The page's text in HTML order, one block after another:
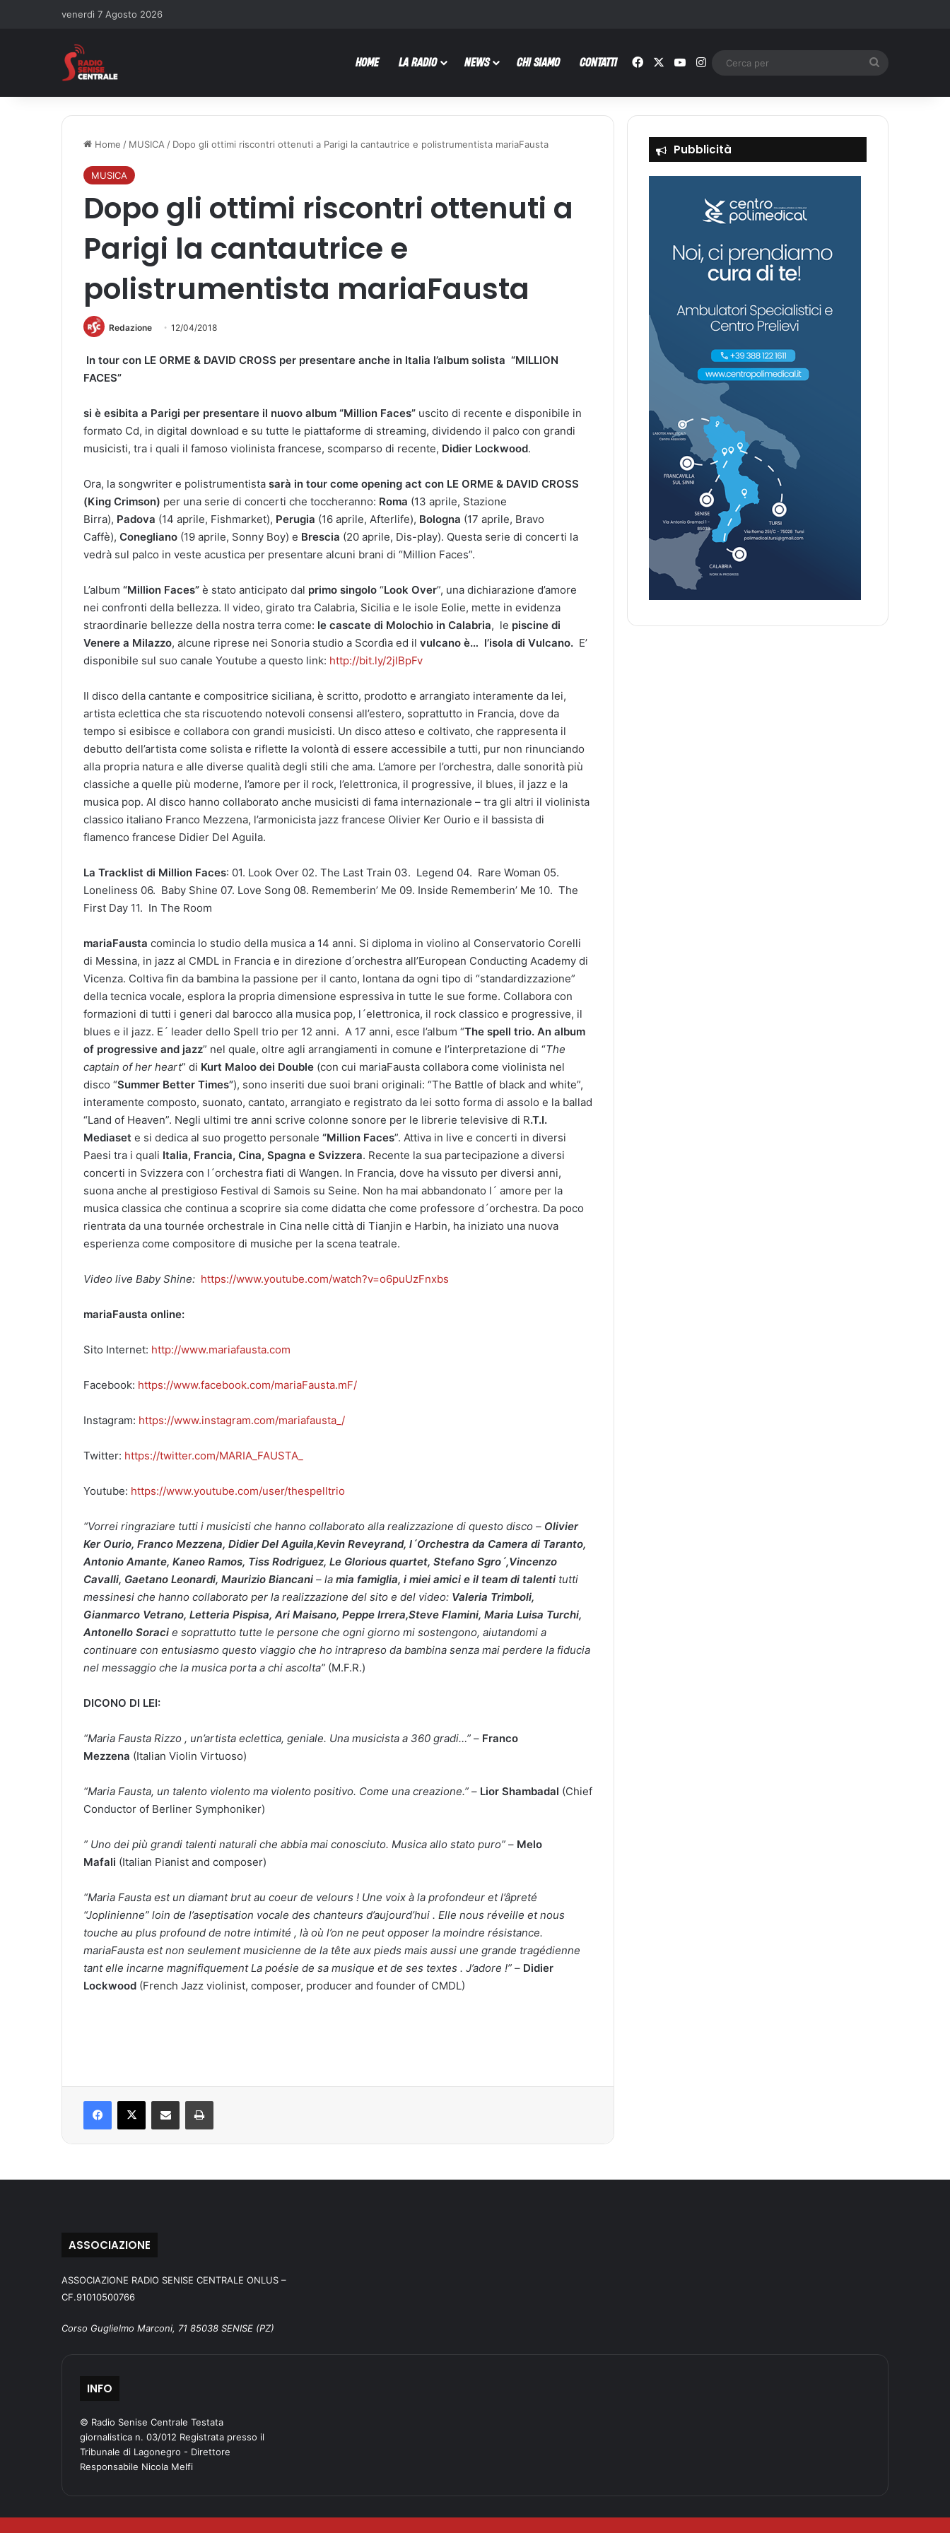
venerdì 7 Agosto 2026
HOME LA RADIO NEWS CHI SIAMO CONTATTI Facebook You TubeInstagram
Home / MUSICA / Dopo gli ottimi riscontri ottenuti a Parigi la cantautrice e polistrumentista mariaFausta
MUSICA
Dopo gli ottimi riscontri ottenuti a
Parigi la cantautrice e
polistrumentista mariaFausta
Redazione 12/04/2018
In tour con LE ORME & DAVID CROSS per presentare anche in Italia l’album solista “MILLION
FACES”
si è esibita a Parigi per presentare il nuovo album “Million Faces” uscito di recente e disponibile in
formato Cd, in digital download e su tutte le piattaforme di streaming, dividendo il palco con grandi
musicisti, tra i quali il famoso violinista francese, scomparso di recente, Didier Lockwood.
Ora, la songwriter e polistrumentista sarà in tour come opening act con LE ORME & DAVID CROSS
(King Crimson) per una serie di concerti che toccheranno: Roma (13 aprile, Stazione
Birra), Padova (14 aprile, Fishmarket), Perugia (16 aprile, Afterlife), Bologna (17 aprile, Bravo
Caffè), Conegliano (19 aprile, Sonny Boy) e Brescia (20 aprile, Dis-play). Questa serie di concerti la
vedrà sul palco in veste acustica per presentare alcuni brani di “Million Faces”.
L’album “Million Faces” è stato anticipato dal primo singolo “Look Over”, una dichiarazione d’amore
nei confronti della bellezza. Il video, girato tra Calabria, Sicilia e le isole Eolie, mette in evidenza
straordinarie bellezze della nostra terra come: le cascate di Molochio in Calabria, le piscine di
Venere a Milazzo, alcune riprese nei Sonoria studio a Scordìa ed il vulcano è… l’isola di Vulcano. E’
disponibile sul suo canale Youtube a questo link: http://bit.ly/2jlBpFv
Il disco della cantante e compositrice siciliana, è scritto, prodotto e arrangiato interamente da lei,
artista eclettica che sta riscuotendo notevoli consensi all’estero, soprattutto in Francia, dove da
tempo si esibisce e collabora con grandi musicisti. Un disco atteso e coltivato, che rappresenta il
debutto dell’artista come solista e riflette la volontà di essere accessibile a tutti, pur non rinunciando
alla propria natura e alle diverse qualità degli stili che ama. L’amore per l’orchestra, dalle sonorità più
classiche a quelle più moderne, l’amore per il rock, l’elettronica, il progressive, il blues, il jazz e la
musica pop. Al disco hanno collaborato anche musicisti di fama internazionale – tra gli altri il violinista
classico italiano Franco Mezzena, l’armonicista jazz francese Olivier Ker Ourio e il bassista di
flamenco francese Didier Del Aguila.
La Tracklist di Million Faces: 01. Look Over 02. The Last Train 03. Legend 04. Rare Woman 05.
Loneliness 06. Baby Shine 07. Love Song 08. Rememberin’ Me 09. Inside Rememberin’ Me 10. The
First Day 11. In The Room
mariaFausta comincia lo studio della musica a 14 anni. Si diploma in violino al Conservatorio Corelli
di Messina, in jazz al CMDL in Francia e in direzione d ́orchestra all’European Conducting Academy di
Vicenza. Coltiva fin da bambina la passione per il canto, lontana da ogni tipo di “standardizzazione”
della tecnica vocale, esplora la propria dimensione espressiva in tutte le sue forme. Collabora con
formazioni di tutti i generi dal barocco alla musica pop, l´elettronica, il rock classico e progressive, il
blues e il jazz. E´ leader dello Spell trio per 12 anni. A 17 anni, esce l’album “The spell trio. An album
of progressive and jazz” nel quale, oltre agli arrangiamenti in comune e l’interpretazione di “The
captain of her heart” di Kurt Maloo dei Double (con cui mariaFausta collabora come violinista nel
disco “Summer Better Times”), sono inseriti due suoi brani originali: “The Battle of black and white”,
interamente composto, suonato, cantato, arrangiato e registrato da lei sotto forma di assolo e la ballad
“Land of Heaven”. Negli ultimi tre anni scrive colonne sonore per le librerie televisive di R.T.I.
Mediaset e si dedica al suo progetto personale “Million Faces”. Attiva in live e concerti in diversi
Paesi tra i quali Italia, Francia, Cina, Spagna e Svizzera. Recente la sua partecipazione a diversi
concerti in Svizzera con l´orchestra fiati di Wangen. In Francia, dove ha vissuto per diversi anni,
suona anche al prestigioso Festival di Samois su Seine. Non ha mai abbandonato l´ amore per la
musica classica che continua a scoprire sia come didatta che come professore d´orchestra. Da poco
rientrata da una tournée orchestrale in Cina nelle città di Tianjin e Harbin, ha iniziato una nuova
esperienza come compositore di musiche per la scena teatrale.
Video live Baby Shine: https://www.youtube.com/watch?v=o6puUzFnxbs
mariaFausta online:
Sito Internet: http://www.mariafausta.com
Facebook: https://www.facebook.com/mariaFausta.mF/
Instagram: https://www.instagram.com/mariafausta_/
Twitter: https://twitter.com/MARIA_FAUSTA_
Youtube: https://www.youtube.com/user/thespelltrio
“Vorrei ringraziare tutti i musicisti che hanno collaborato alla realizzazione di questo disco – Olivier
Ker Ourio, Franco Mezzena, Didier Del Aguila,Kevin Reveyrand, l´Orchestra da Camera di Taranto,
Antonio Amante, Kaneo Ramos, Tiss Rodriguez, Le Glorious quartet, Stefano Sgro´,Vincenzo
Cavalli, Gaetano Leonardi, Maurizio Biancani – la mia famiglia, i miei amici e il team di talenti tutti
messinesi che hanno collaborato per la realizzazione del sito e del video: Valeria Trimboli,
Gianmarco Vetrano, Letteria Pispisa, Ari Maisano, Peppe Irrera,Steve Flamini, Maria Luisa Turchi,
Antonello Soraci e soprattutto tutte le persone che ogni giorno mi sostengono, aiutandomi a
continuare con entusiasmo questo viaggio che ho intrapreso da bambina senza mai perdere la fiducia
nel messaggio che la musica porta a chi ascolta” (M.F.R.)
DICONO DI LEI:
“Maria Fausta Rizzo , un’artista eclettica, geniale. Una musicista a 360 gradi…” – Franco
Mezzena (Italian Violin Virtuoso)
“Maria Fausta, un talento violento ma violento positivo. Come una creazione.” – Lior Shambadal (Chief
Conductor of Berliner Symphoniker)
” Uno dei più grandi talenti naturali che abbia mai conosciuto. Musica allo stato puro” – Melo
Mafali (Italian Pianist and composer)
“Maria Fausta est un diamant brut au coeur de velours ! Une voix à la profondeur et l’âpreté
“Joplinienne” loin de l’aseptisation vocale des chanteurs d’aujourd’hui . Elle nous réveille et nous
touche au plus profound de notre intimité , là où l’on ne peut opposer la moindre résistance.
mariaFausta est non seulement musicienne de la tête aux pieds mais aussi une grande tragédienne
tant elle incarne magnifiquement La poésie de sa musique et de ses textes . J’adore !” – Didier
Lockwood (French Jazz violinist, composer, producer and founder of CMDL)
Pubblicità
ASSOCIAZIONE
ASSOCIAZIONE RADIO SENISE CENTRALE ONLUS –
CF.91010500766
Corso Guglielmo Marconi, 71 85038 SENISE (PZ)
INFO
© Radio Senise Centrale Testata
giornalistica n. 03/012 Registrata presso il
Tribunale di Lagonegro - Direttore
Responsabile Nicola Melfi